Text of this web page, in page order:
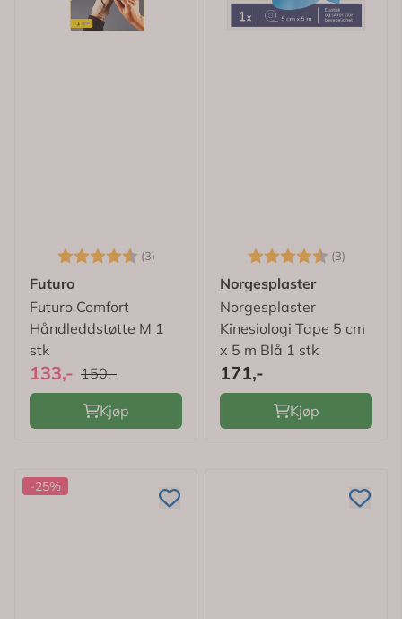
Karakter: (3)
4.3 av 5 mulige
Futuro
Futuro Comfort
Håndleddstøtte M 1
stk
133,- 150,-
Kjøp
Karakter: (3)
Norgesplaster
Norgesplaster
Kinesiologi Tape 5 cm
x 5 m Blå 1 stk
171,-
Kjøp
-25%